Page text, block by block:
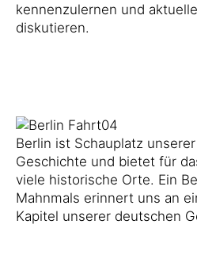
kennenzulernen und
diskutieren.
Berlin ist Schauplatz
Geschichte und bietet für
viele historische Orte. Ein
Mahnmals erinnert uns an
Kapitel unserer deutschen